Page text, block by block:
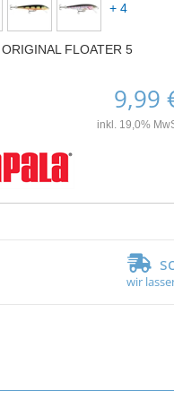
+ 4
FLOATER 5
9,99
inkl. 19,0%
wir